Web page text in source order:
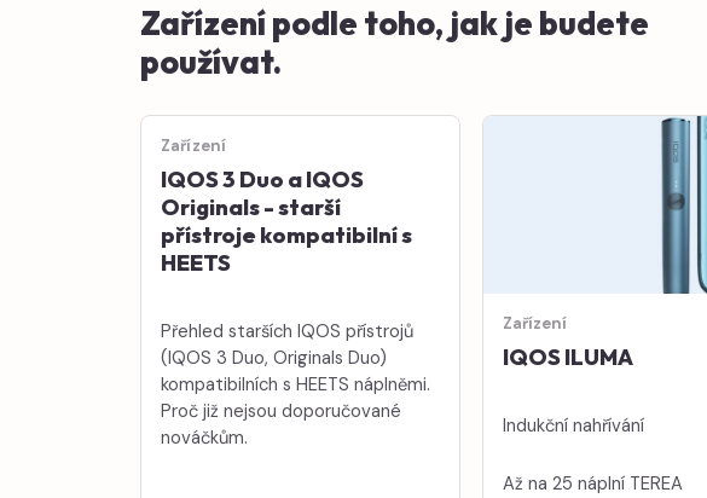
Zařízení podle toho, jak je budete
používat.
Zařízení
IQOS 3 Duo a IQOS
Originals - starší
přístroje kompatibilní s
HEETS
Přehled starších IQOS přístrojů
(IQOS 3 Duo, Originals Duo)
kompatibilních s HEETS náplněmi.
Proč již nejsou doporučované
nováčkům.
Zařízení
IQOS ILUMA
Indukční nahřívání
Až na 25 náplní TEREA